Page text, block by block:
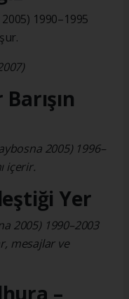
1990–1995
2005) 1996–
içerir.
Yer
2005) 1990–2003
mesajlar ve
–